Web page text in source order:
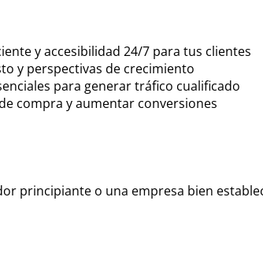
y accesibilidad 24/7 para tus clientes
y perspectivas de crecimiento
para generar tráfico cualificado
compra y aumentar conversiones
principiante o una empresa bien